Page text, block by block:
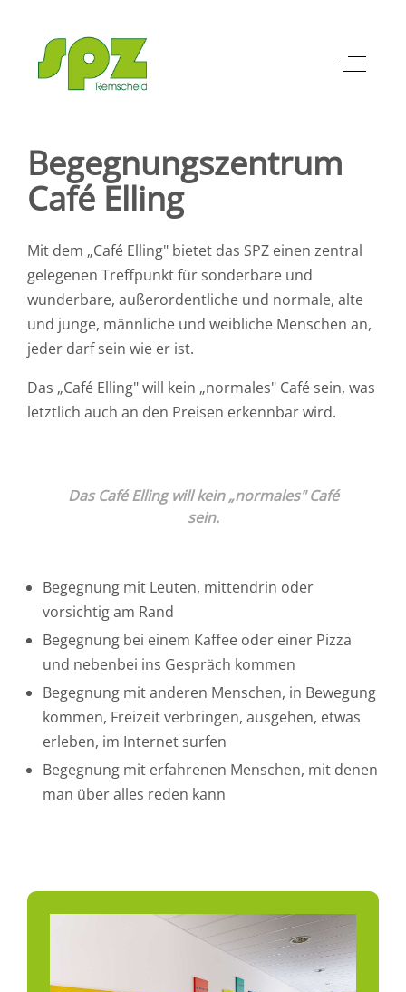
Off-
Begegnungszentrum
Café Elling
Mit dem „Café Elling" bietet das SPZ einen zentral
gelegenen Treffpunkt für sonderbare und
wunderbare, außerordentliche und normale, alte
und junge, männliche und weibliche Menschen an,
jeder darf sein wie er ist.
Das „Café Elling" will kein „normales" Café sein, was
letztlich auch an den Preisen erkennbar wird.
Das Café Elling will kein „normales" Café
sein.
Begegnung mit Leuten, mittendrin oder
vorsichtig am Rand
Begegnung bei einem Kaffee oder einer Pizza
und nebenbei ins Gespräch kommen
Begegnung mit anderen Menschen, in Bewegung
kommen, Freizeit verbringen, ausgehen, etwas
erleben, im Internet surfen
Begegnung mit erfahrenen Menschen, mit denen
man über alles reden kann